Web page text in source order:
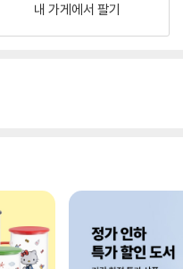
내 가게에서 팔기